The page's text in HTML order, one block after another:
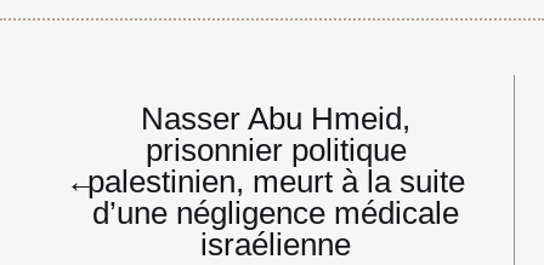
Navigation
l’article
←
Nasser Abu Hmeid,
prisonnier politique
palestinien, meurt à la suite
d’une négligence médicale
israélienne